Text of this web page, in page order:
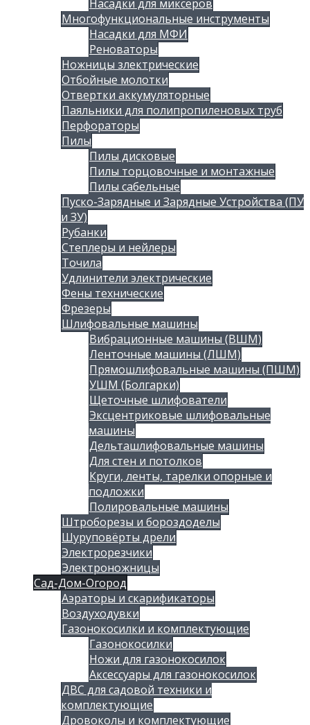
Насадки для миксеров
Многофункциональные инструменты
Насадки для МФИ
Реноваторы
Ножницы злектрические
Отбойные молотки
Отвертки аккумуляторные
Паяльники для полипропиленовых труб
Перфораторы
Пилы
Пилы дисковые
Пилы торцовочные и монтажные
Пилы сабельные
Пуско-Зарядные и Зарядные Устройства (ПУ
и ЗУ)
Рубанки
Степлеры и нейлеры
Точила
Удлинители электрические
Фены технические
Фрезеры
Шлифовальные машины
Вибрационные машины (ВШМ)
Ленточные машины (ЛШМ)
Прямошлифовальные машины (ПШМ)
УШМ (Болгарки)
Щеточные шлифователи
Эксцентриковые шлифовальные
машины
Дельташлифовальные машины
Для стен и потолков
Круги, ленты, тарелки опорные и
подложки
Полировальные машины
Штроборезы и бороздоделы
Шуруповёрты дрели
Электрорезчики
Электроножницы
Сад-Дом-Огород
Аэраторы и скарификаторы
Воздуходувки
Газонокосилки и комплектующие
Газонокосилки
Ножи для газонокосилок
Аксессуары для газонокосилок
ДВС для садовой техники и
комплектующие
Дровоколы и комплектующие